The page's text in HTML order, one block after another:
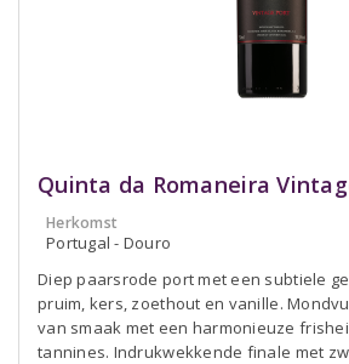
Quinta da Romaneira
Herkomst
Portugal - Douro
Diep paarsrode port met een subtiele
pruim, kers, zoethout en vanille.
van smaak met een harmonieuze
tannines. Indrukwekkende finale met